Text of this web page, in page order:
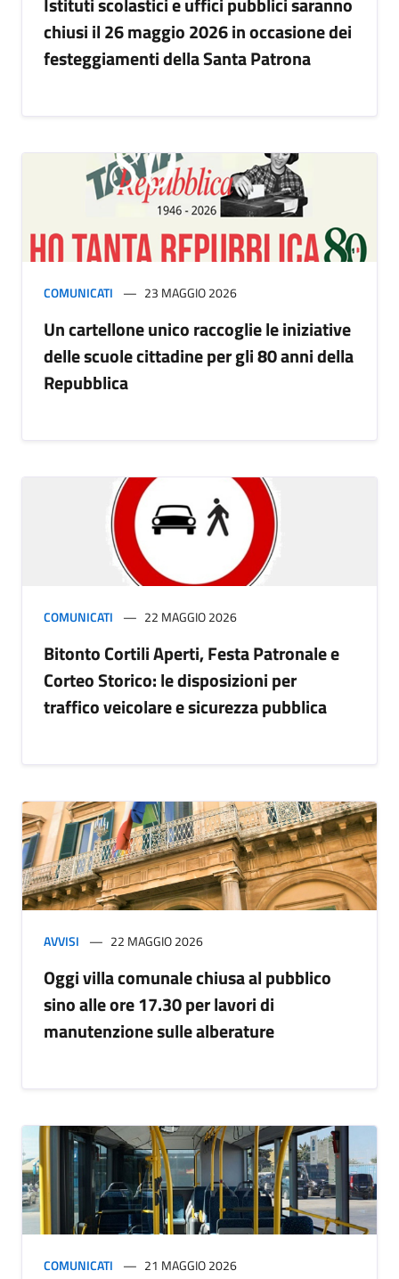
chiusi il 26 maggio 2026 in occasione dei
festeggiamenti della Santa Patrona
COMUNICATI 23 MAGGIO 2026
Un cartellone unico raccoglie le iniziative
delle scuole cittadine per gli 80 anni della
Repubblica
COMUNICATI 22 MAGGIO 2026
Bitonto Cortili Aperti, Festa Patronale e
Corteo Storico: le disposizioni per
traffico veicolare e sicurezza pubblica
AVVISI 22 MAGGIO 2026
Oggi villa comunale chiusa al pubblico
sino alle ore 17.30 per lavori di
manutenzione sulle alberature
COMUNICATI 21 MAGGIO 2026